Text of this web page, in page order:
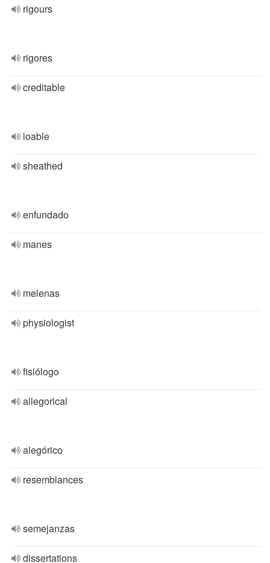
rigours
rigores
creditable
loable
sheathed
enfundado
manes
melenas
physiologist
fisiólogo
allegorical
alegórico
resemblances
semejanzas
dissertations